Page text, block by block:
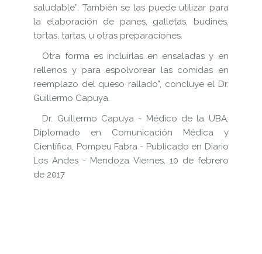
saludable”. También se las puede utilizar para
la elaboración de panes, galletas, budines,
tortas, tartas, u otras preparaciones.
Otra forma es incluirlas en ensaladas y en
rellenos y para espolvorear las comidas en
reemplazo del queso rallado", concluye el Dr.
Guillermo Capuya.
Dr. Guillermo Capuya - Médico de la UBA;
Diplomado en Comunicación Médica y
Científica, Pompeu Fabra - Publicado en Diario
Los Andes - Mendoza Viernes, 10 de febrero
de 2017